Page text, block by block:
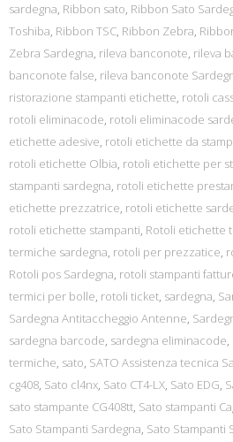
sardegna, Ribbon sato, Ribbon Sato
Toshiba, Ribbon TSC, Ribbon Zebra,
Zebra Sardegna, rileva banconote, rileva
banconote false, rileva banconote
ristorazione stampanti etichette, rotoli
rotoli eliminacode, rotoli eliminacode
etichette adesive, rotoli etichette da
rotoli etichette Olbia, rotoli etichette per
stampanti sardegna, rotoli etichette
etichette prezzatrice, rotoli etichette
rotoli etichette stampanti, Rotoli etichette
termiche sardegna, rotoli per prezzatice,
Rotoli pos Sardegna, rotoli stampanti
termici per bolle, rotoli ticket, sardegna,
Sardegna Antitaccheggio Antenne,
sardegna barcode, sardegna eliminacode,
termiche, sato, SATO Assistenza tecnica
cg408, Sato cl4nx, Sato CT4-LX, Sato EDG,
sato stampante CG408tt, Sato stampanti
Sato Stampanti Sardegna, Sato Stampanti